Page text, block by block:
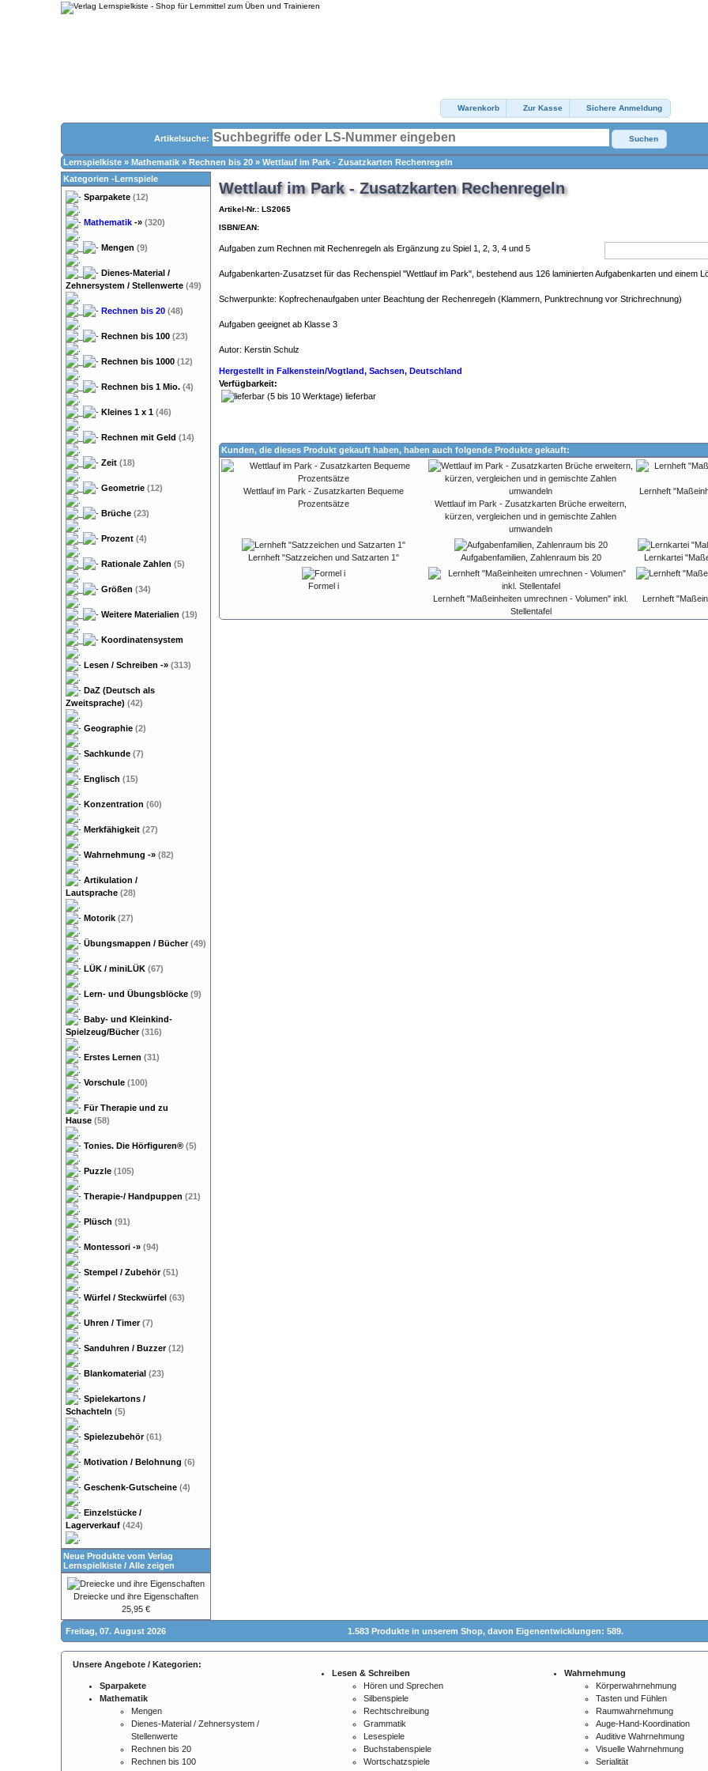
Warenkorb Zur Kasse Sichere Anmeldung
Artikelsuche: Suchen
Lernspielkiste » Mathematik » Rechnen bis 20 » Wettlauf im Park - Zusatzkarten Rechenregeln
Wettlauf im Park - Zusatzkarten Rechenregeln
Artikel-Nr.: LS2065
ISBN/EAN:
Aufgaben zum Rechnen mit Rechenregeln als Ergänzung zu Spiel 1, 2, 3, 4 und 5
Aufgabenkarten-Zusatzset für das Rechenspiel "Wettlauf im Park", bestehend aus 126 laminierten Aufgabenkarten und einem
Schwerpunkte: Kopfrechenaufgaben unter Beachtung der Rechenregeln (Klammern, Punktrechnung vor Strichrechnung)
Aufgaben geeignet ab Klasse 3
Autor: Kerstin Schulz
Hergestellt in Falkenstein/Vogtland, Sachsen, Deutschland
Verfügbarkeit:
lieferbar
Kunden, die dieses Produkt gekauft haben, haben auch folgende Produkte gekauft:
Wettlauf im Park - Zusatzkarten Bequeme
Prozentsätze
Wettlauf im Park - Zusatzkarten Brüche erweitern,
kürzen, vergleichen und in gemischte Zahlen
umwandeln
Lernheft
Lernheft "Satzzeichen und Satzarten 1" Aufgabenfamilien, Zahlenraum bis 20 Lernkartei
Formel i
Lernheft "Maßeinheiten umrechnen - Volumen" inkl.
Stellentafel
Lernheft
Kategorien -Lernspiele
Sparpakete (12)
Mathematik -» (320)
Mengen (9)
Dienes-Material /
Zehnersystem / Stellenwerte (49)
Rechnen bis 20 (48)
Rechnen bis 100 (23)
Rechnen bis 1000 (12)
Rechnen bis 1 Mio. (4)
Kleines 1 x 1 (46)
Rechnen mit Geld (14)
Zeit (18)
Geometrie (12)
Brüche (23)
Prozent (4)
Rationale Zahlen (5)
Größen (34)
Weitere Materialien (19)
Koordinatensystem
Lesen / Schreiben -» (313)
DaZ (Deutsch als
Zweitsprache) (42)
Geographie (2)
Sachkunde (7)
Englisch (15)
Konzentration (60)
Merkfähigkeit (27)
Wahrnehmung -» (82)
Artikulation /
Lautsprache (28)
Motorik (27)
Übungsmappen / Bücher(49)
LÜK / miniLÜK (67)
Lern- und Übungsblöcke (9)
Baby- und Kleinkind-
Spielzeug/Bücher(316)
Erstes Lernen (31)
Vorschule (100)
Für Therapie und zu
Hause (58)
Tonies. Die Hörfiguren® (5)
Puzzle (105)
Therapie-/ Handpuppen (21)
Plüsch (91)
Montessori -» (94)
Stempel / Zubehör(51)
Würfel / Steckwürfel (63)
Uhren / Timer(7)
Sanduhren / Buzzer(12)
Blankomaterial (23)
Spielekartons /
Schachteln (5)
Spielezubehör(61)
Motivation / Belohnung (6)
Geschenk-Gutscheine (4)
Einzelstücke /
Lagerverkauf (424)
Neue Produkte vom Verlag
Lernspielkiste / Alle zeigen
Dreiecke und ihre Eigenschaften
25,95 €
Freitag, 07. August 2026 1.583 Produkte in unserem Shop, davon Eigenentwicklungen: 589.
Unsere Angebote / Kategorien:
Sparpakete
Mathematik
Mengen
Dienes-Material / Zehnersystem /
Stellenwerte
Rechnen bis 20
Rechnen bis 100
Lesen & Schreiben
Hören und Sprechen
Silbenspiele
Rechtschreibung
Grammatik
Lesespiele
Buchstabenspiele
Wortschatzspiele
Wahrnehmung
Körperwahrnehmung
Tasten und Fühlen
Raumwahrnehmung
Auge-Hand-Koordination
Auditive Wahrnehmung
Visuelle Wahrnehmung
Serialität